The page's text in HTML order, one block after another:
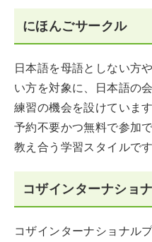
にほんごサークル
日本語を母語としない方
い方を対象に、日本語の
練習の機会を設けています
予約不要かつ無料で参加
教え合う学習スタイルです
コザインターナショ
コザインターナショナル